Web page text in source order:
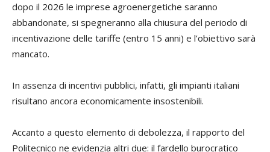
dopo il 2026 le imprese agroenergetiche saranno
abbandonate, si spegneranno alla chiusura del periodo di
incentivazione delle tariffe (entro 15 anni) e l’obiettivo sarà
mancato.
In assenza di incentivi pubblici, infatti, gli impianti italiani
risultano ancora economicamente insostenibili.
Accanto a questo elemento di debolezza, il rapporto del
Politecnico ne evidenzia altri due: il fardello burocratico